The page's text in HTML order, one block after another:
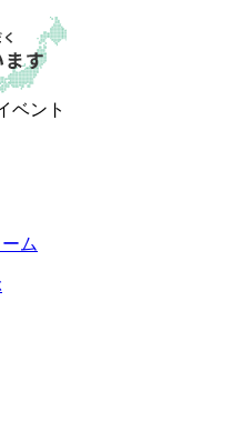
ベント
ム